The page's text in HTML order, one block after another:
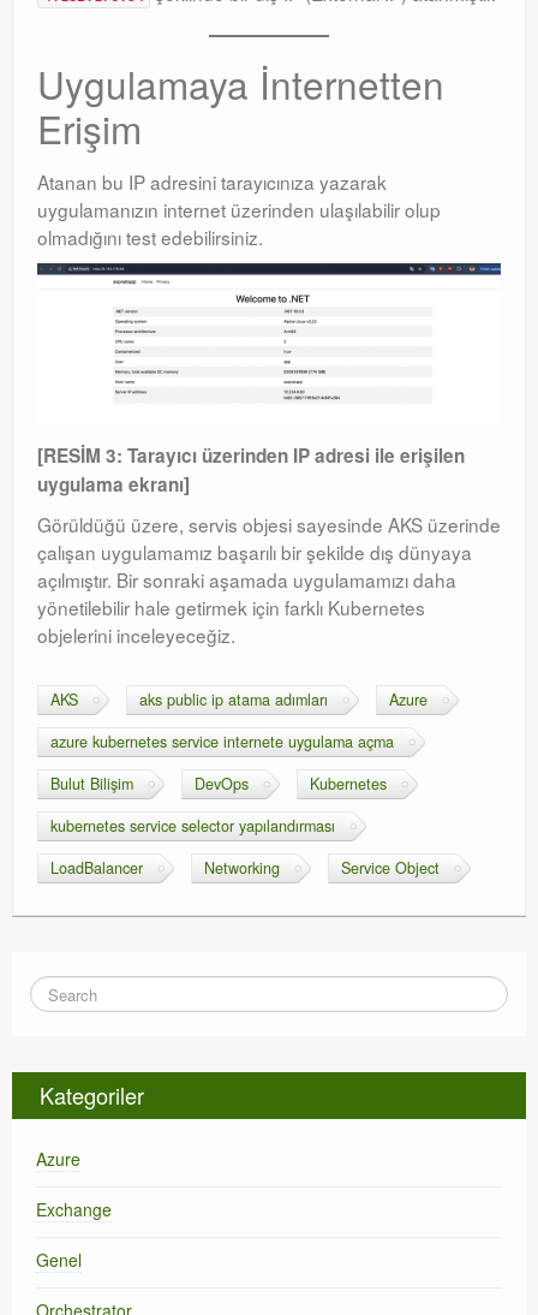
Uygulamaya İnternetten
Erişim
Atanan bu IP adresini tarayıcınıza yazarak
uygulamanızın internet üzerinden ulaşılabilir olup
olmadığını test edebilirsiniz.
[RESİM 3: Tarayıcı üzerinden IP adresi ile erişilen
uygulama ekranı]
Görüldüğü üzere, servis objesi sayesinde AKS üzerinde
çalışan uygulamamız başarılı bir şekilde dış dünyaya
açılmıştır. Bir sonraki aşamada uygulamamızı daha
yönetilebilir hale getirmek için farklı Kubernetes
objelerini inceleyeceğiz.
AKS aks public ip atama adımları
Azure
azure kubernetes service internete uygulama açma
Bulut Bilişim
DevOps
Kubernetes
kubernetes service selector yapılandırması
LoadBalancer
Networking Service Object
Kategoriler
Azure
Exchange
Genel